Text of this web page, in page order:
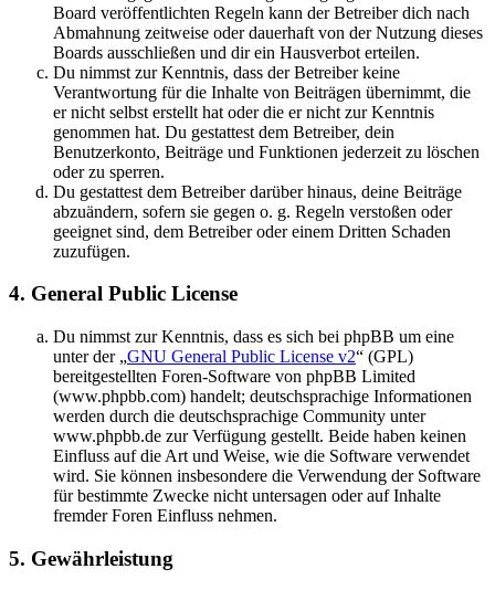
Board veröffentlichten Regeln kann der Betreiber dich nach
Abmahnung zeitweise oder dauerhaft von der Nutzung dieses
Boards ausschließen und dir ein Hausverbot erteilen.
Du nimmst zur Kenntnis, dass der Betreiber keine
Verantwortung für die Inhalte von Beiträgen übernimmt, die
er nicht selbst erstellt hat oder die er nicht zur Kenntnis
genommen hat. Du gestattest dem Betreiber, dein
Benutzerkonto, Beiträge und Funktionen jederzeit zu löschen
oder zu sperren.
Du gestattest dem Betreiber darüber hinaus, deine Beiträge
abzuändern, sofern sie gegen o. g. Regeln verstoßen oder
geeignet sind, dem Betreiber oder einem Dritten Schaden
zuzufügen.
4. General Public License
Du nimmst zur Kenntnis, dass es sich bei phpBB um eine
unter der „GNU General Public License v2“ (GPL)
bereitgestellten Foren-Software von phpBB Limited
(www.phpbb.com) handelt; deutschsprachige Informationen
werden durch die deutschsprachige Community unter
www.phpbb.de zur Verfügung gestellt. Beide haben keinen
Einfluss auf die Art und Weise, wie die Software verwendet
wird. Sie können insbesondere die Verwendung der Software
für bestimmte Zwecke nicht untersagen oder auf Inhalte
fremder Foren Einfluss nehmen.
5. Gewährleistung